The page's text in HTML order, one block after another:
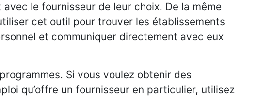
le fournisseur de leur choix. De la même
cet outil pour trouver les établissements
et communiquer directement avec eux
Si vous voulez obtenir des
qu’offre un fournisseur en particulier, utilisez